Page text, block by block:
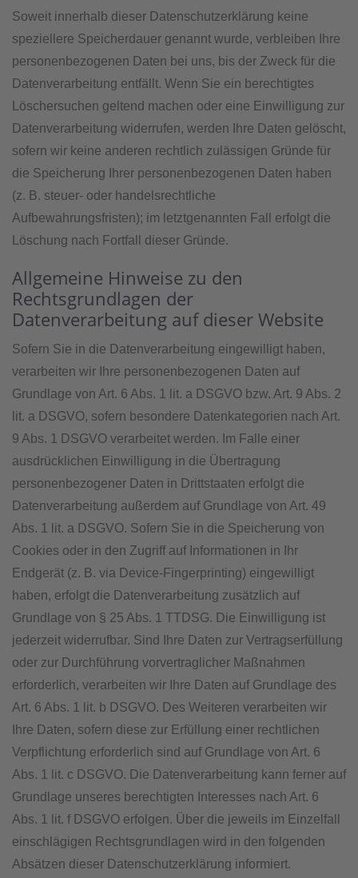
Soweit innerhalb dieser Datenschutzerklärung keine
speziellere Speicherdauer genannt wurde, verbleiben Ihre
personenbezogenen Daten bei uns, bis der Zweck für die
Datenverarbeitung entfällt. Wenn Sie ein berechtigtes
Löschersuchen geltend machen oder eine Einwilligung zur
Datenverarbeitung widerrufen, werden Ihre Daten gelöscht,
sofern wir keine anderen rechtlich zulässigen Gründe für
die Speicherung Ihrer personenbezogenen Daten haben
(z. B. steuer- oder handelsrechtliche
Aufbewahrungsfristen); im letztgenannten Fall erfolgt die
Löschung nach Fortfall dieser Gründe.
Allgemeine Hinweise zu den
Rechtsgrundlagen der
Datenverarbeitung auf dieser Website
Sofern Sie in die Datenverarbeitung eingewilligt haben,
verarbeiten wir Ihre personenbezogenen Daten auf
Grundlage von Art. 6 Abs. 1 lit. a DSGVO bzw. Art. 9 Abs. 2
lit. a DSGVO, sofern besondere Datenkategorien nach Art.
9 Abs. 1 DSGVO verarbeitet werden. Im Falle einer
ausdrücklichen Einwilligung in die Übertragung
personenbezogener Daten in Drittstaaten erfolgt die
Datenverarbeitung außerdem auf Grundlage von Art. 49
Abs. 1 lit. a DSGVO. Sofern Sie in die Speicherung von
Cookies oder in den Zugriff auf Informationen in Ihr
Endgerät (z. B. via Device-Fingerprinting) eingewilligt
haben, erfolgt die Datenverarbeitung zusätzlich auf
Grundlage von § 25 Abs. 1 TTDSG. Die Einwilligung ist
jederzeit widerrufbar. Sind Ihre Daten zur Vertragserfüllung
oder zur Durchführung vorvertraglicher Maßnahmen
erforderlich, verarbeiten wir Ihre Daten auf Grundlage des
Art. 6 Abs. 1 lit. b DSGVO. Des Weiteren verarbeiten wir
Ihre Daten, sofern diese zur Erfüllung einer rechtlichen
Verpflichtung erforderlich sind auf Grundlage von Art. 6
Abs. 1 lit. c DSGVO. Die Datenverarbeitung kann ferner auf
Grundlage unseres berechtigten Interesses nach Art. 6
Abs. 1 lit. f DSGVO erfolgen. Über die jeweils im Einzelfall
einschlägigen Rechtsgrundlagen wird in den folgenden
Absätzen dieser Datenschutzerklärung informiert.